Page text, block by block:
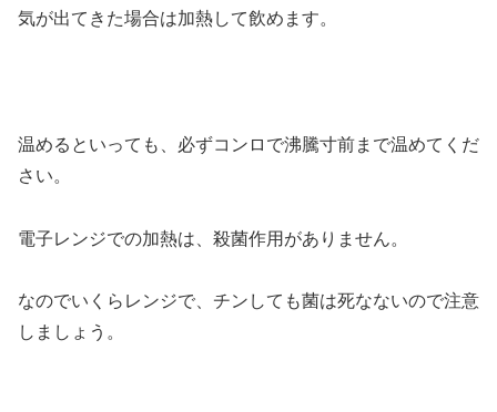
気が出てきた場合は加熱して飲めます。
温めるといっても、必ずコンロで沸騰寸前まで温めてくだ
さい。
電子レンジでの加熱は、殺菌作用がありません。
なのでいくらレンジで、チンしても菌は死なないので注意
しましょう。